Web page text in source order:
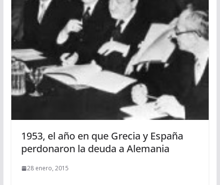
1953, el año en que Grecia y España
perdonaron la deuda a Alemania
28 enero, 2015